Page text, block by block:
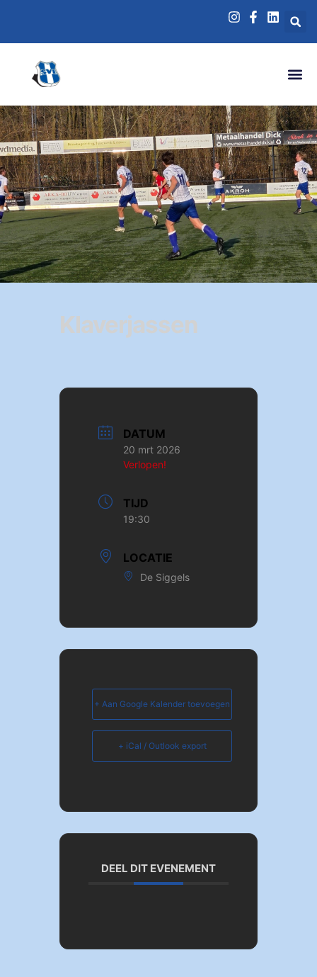
Klaverjassen
DATUM
20 mrt 2026
Verlopen!
TIJD
19:30
LOCATIE
De Siggels
+ Aan Google Kalender toevoegen
+ iCal / Outlook export
DEEL DIT EVENEMENT